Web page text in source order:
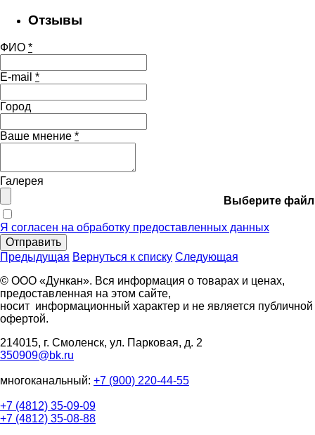
Отзывы
ФИО *
E-mail *
Город
Ваше мнение *
Галерея
Выберите файл
Я согласен на обработку предоставленных данных
Отправить
Предыдущая Вернуться к списку Следующая
© ООО «Дункан». Вся информация о товарах и ценах,
предоставленная на этом сайте,
носит информационный характер и не является публичной
офертой.
214015, г. Смоленск, ул. Парковая, д. 2
350909@bk.ru
многоканальный: +7 (900) 220-44-55
+7 (4812) 35-09-09
+7 (4812) 35-08-88